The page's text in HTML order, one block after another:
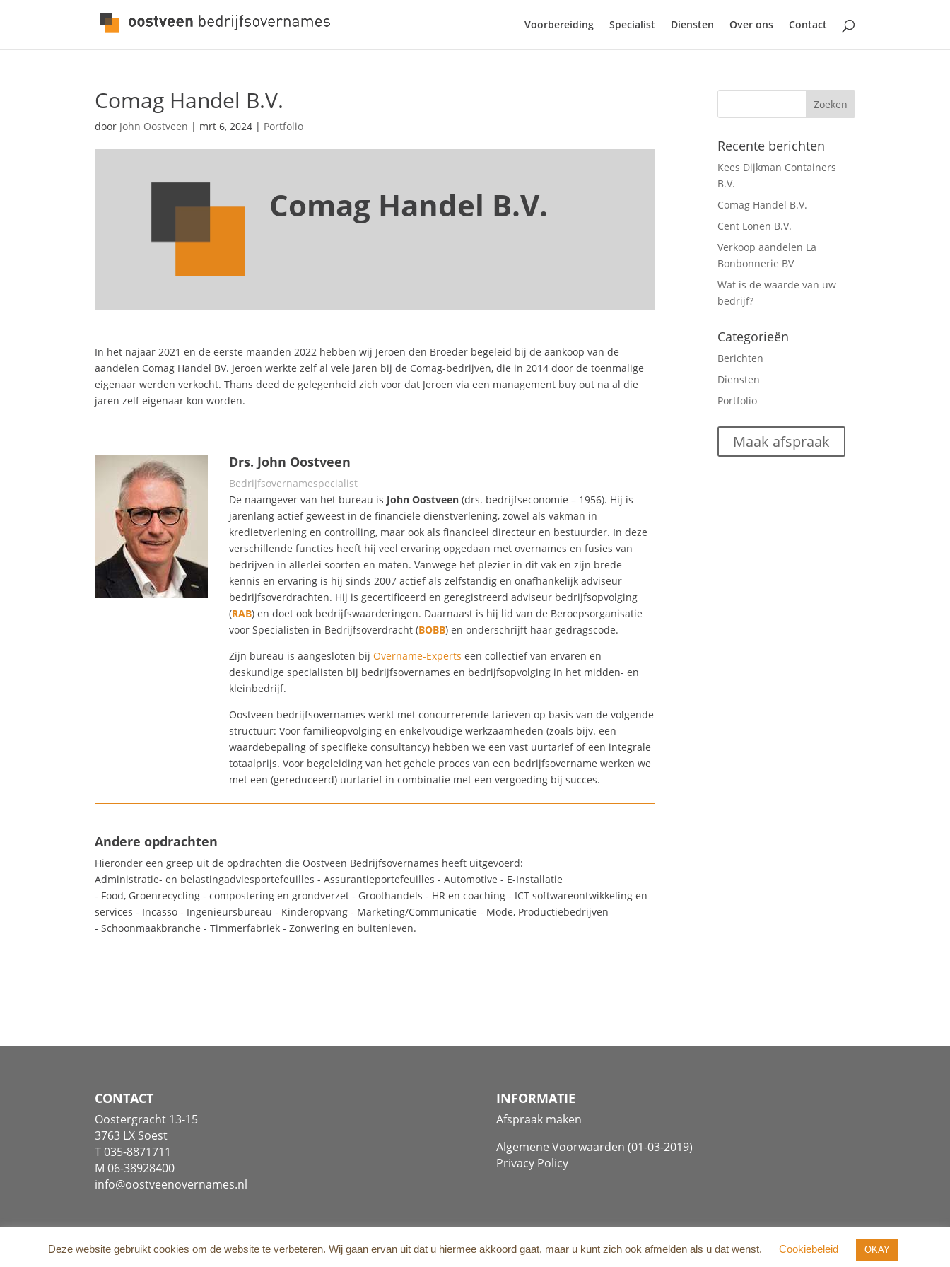
Voorbereiding Specialist Diensten Over ons Contact
Comag Handel B.V.
door John Oostveen | mrt 6, 2024 | Portfolio
Comag Handel B.V.
In het najaar 2021 en de eerste maanden 2022 hebben wij Jeroen den Broeder begeleid bij de aankoop van de
aandelen Comag Handel BV. Jeroen werkte zelf al vele jaren bij de Comag-bedrijven, die in 2014 door de toenmalige
eigenaar werden verkocht. Thans deed de gelegenheid zich voor dat Jeroen via een management buy out na al die
jaren zelf eigenaar kon worden.
Drs. John Oostveen
Bedrijfsovernamespecialist
De naamgever van het bureau is John Oostveen (drs. bedrijfseconomie – 1956). Hij is
jarenlang actief geweest in de financiële dienstverlening, zowel als vakman in
kredietverlening en controlling, maar ook als financieel directeur en bestuurder. In deze
verschillende functies heeft hij veel ervaring opgedaan met overnames en fusies van
bedrijven in allerlei soorten en maten. Vanwege het plezier in dit vak en zijn brede
kennis en ervaring is hij sinds 2007 actief als zelfstandig en onafhankelijk adviseur
bedrijfsoverdrachten. Hij is gecertificeerd en geregistreerd adviseur bedrijfsopvolging
(RAB) en doet ook bedrijfswaarderingen. Daarnaast is hij lid van de Beroepsorganisatie
voor Specialisten in Bedrijfsoverdracht (BOBB) en onderschrijft haar gedragscode.
Zijn bureau is aangesloten bijOvername-Experts een collectief van ervaren en
deskundige specialisten bij bedrijfsovernames en bedrijfsopvolging in het midden- en
kleinbedrijf.
Oostveen bedrijfsovernames werkt met concurrerende tarieven op basis van de volgende
structuur: Voor familieopvolging en enkelvoudige werkzaamheden (zoals bijv. een
waardebepaling of specifieke consultancy) hebben we een vast uurtarief of een integrale
totaalprijs. Voor begeleiding van het gehele proces van een bedrijfsovername werken we
met een (gereduceerd) uurtarief in combinatie met een vergoeding bij succes.
Andere opdrachten
Hieronder een greep uit de opdrachten die Oostveen Bedrijfsovernames heeft uitgevoerd:
Administratie- en belastingadviesportefeuilles - Assurantieportefeuilles - Automotive - E-Installatie
- Food, Groenrecycling - compostering en grondverzet - Groothandels - HR en coaching - ICT softwareontwikkeling en
services - Incasso - Ingenieursbureau - Kinderopvang - Marketing/Communicatie - Mode, Productiebedrijven
- Schoonmaakbranche - Timmerfabriek - Zonwering en buitenleven.
Recente berichten
Kees Dijkman Containers
B.V.
Comag Handel B.V.
Cent Lonen B.V.
Verkoop aandelen La
Bonbonnerie BV
Wat is de waarde van uw
bedrijf?
Categorieën
Berichten
Diensten
Portfolio
Maak afspraak
CONTACT
Oostergracht 13-15
3763 LX Soest
T 035-8871711
M 06-38928400
info@oostveenovernames.nl
INFORMATIE
Afspraak maken
Algemene Voorwaarden (01-03-2019)
Privacy Policy
Copyright©2026Oostveen Bedrijfsovernames| Website:Cornelissen.Marketing
Deze website gebruikt cookies om de website te verbeteren. Wij gaan ervan uit dat u hiermee akkoord gaat, maar u kunt zich ook afmelden als u dat wenst. Cookiebeleid OKAY